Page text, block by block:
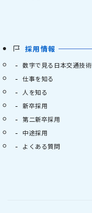
採用情報
数字で見る日本交通技術
仕事を知る
人を知る
新卒採用
第二新卒採用
中途採用
よくある質問